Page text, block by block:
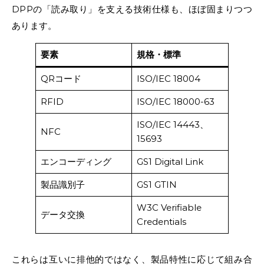
DPPの「読み取り」を支える技術仕様も、ほぼ固まりつつ
あります。
要素 規格・標準
QRコード ISO/IEC 18004
RFID ISO/IEC 18000-63
NFC
ISO/IEC 14443、
15693
エンコーディング GS1 Digital Link
製品識別子 GS1 GTIN
データ交換
W3C Verifiable
Credentials
これらは互いに排他的ではなく、製品特性に応じて組み合